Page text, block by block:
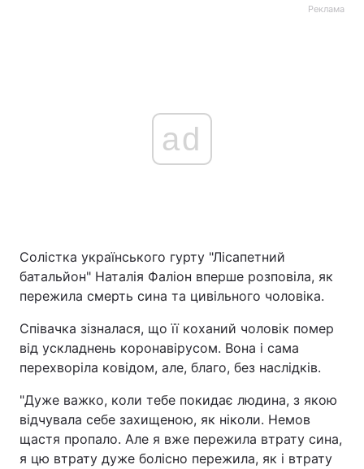
Головна Війна
Політика
Економіка Світ
Спорт
Техно і зв'язок Лайт
Реклама
ad
Солістка українського гурту "Лісапетний
батальйон" Наталія Фаліон вперше розповіла, як
пережила смерть сина та цивільного чоловіка.
Співачка зізналася, що її коханий чоловік помер
від ускладнень коронавірусом. Вона і сама
перехворіла ковідом, але, благо, без наслідків.
"Дуже важко, коли тебе покидає людина, з якою
відчувала себе захищеною, як ніколи. Немов
щастя пропало. Але я вже пережила втрату сина,
я цю втрату дуже болісно пережила, як і втрату